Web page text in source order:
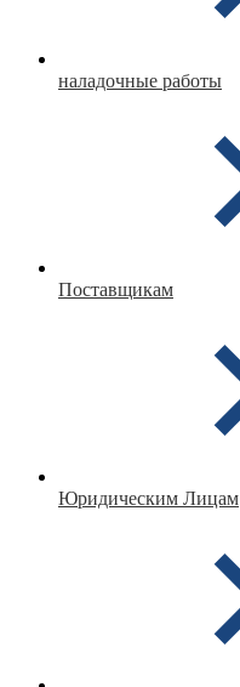
наладочные работы
Поставщикам
Юридическим Лицам